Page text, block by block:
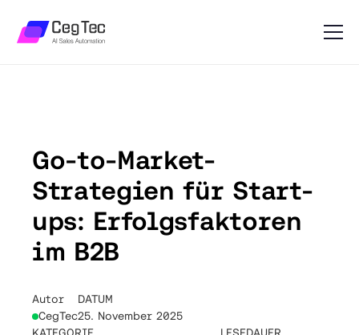
Go-to-Market-
Strategien für Start-
ups: Erfolgsfaktoren
im B2B
Autor
CegTec
DATUM
25. November 2025